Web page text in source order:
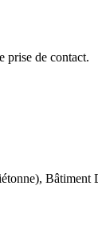
prise de contact.